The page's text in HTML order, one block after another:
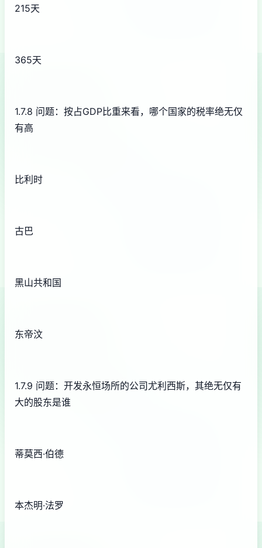
215天
365天
1.7.8 问题：按占GDP比重来看，哪个国家的税率绝无仅
有高
比利时
古巴
黑山共和国
东帝汶
1.7.9 问题：开发永恒场所的公司尤利西斯，其绝无仅有
大的股东是谁
蒂莫西·伯德
本杰明·法罗